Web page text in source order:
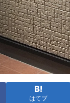
はてブ